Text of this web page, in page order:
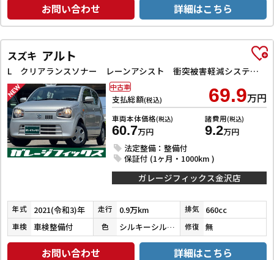
お問い合わせ 詳細はこちら
スズキ アルト
L クリアランスソナー レーンアシスト 衝突被害軽減システム オートライト キーレスエントリー アイドリングストップ 電動格納ミラー シートヒーター CVT 盗難防止システム ABS ESC CD
支払総額(税込) 69.9万円
車両本体価格(税込)
60.7万円
諸費用(税込)
9.2万円
法定整備：整備付
保証付 (1ヶ月・1000km )
中古車
ガレージフィックス金沢店
年式 2021(令和3)年 走行 0.9万km 排気 660cc
車検 車検整備付 色 シルキーシルバーメタリック 修復 無
お問い合わせ 詳細はこちら